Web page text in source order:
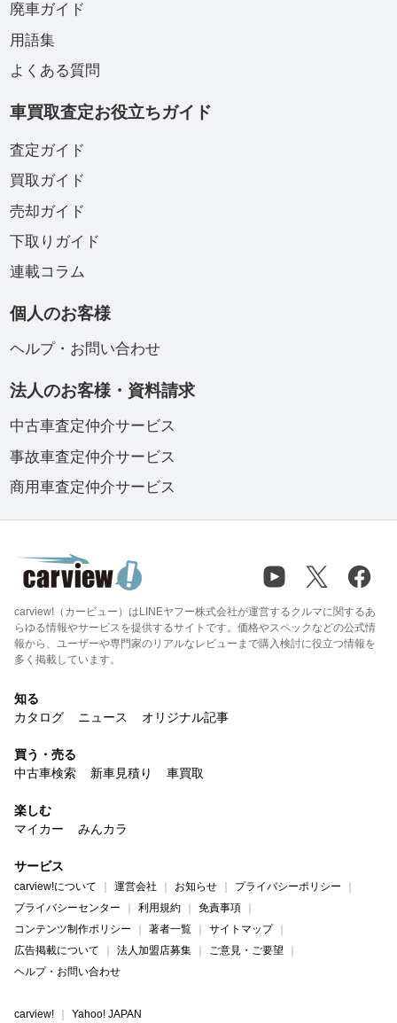
廃車ガイド
用語集
よくある質問
車買取査定お役立ちガイド
査定ガイド
買取ガイド
売却ガイド
下取りガイド
連載コラム
個人のお客様
ヘルプ・お問い合わせ
法人のお客様・資料請求
中古車査定仲介サービス
事故車査定仲介サービス
商用車査定仲介サービス
carview!（カービュー）はLINEヤフー株式会社が運営するクルマに関するあ
らゆる情報やサービスを提供するサイトです。価格やスペックなどの公式情
報から、ユーザーや専門家のリアルなレビューまで購入検討に役立つ情報を
多く掲載しています。
知る
カタログ
ニュース オリジナル記事
買う・売る
中古車検索
新車見積り 車買取
楽しむ
マイカー
みんカラ
サービス
carview!について 運営会社 お知らせ
プライバシーポリシー
プライバシーセンター
利用規約
免責事項
コンテンツ制作ポリシー
著者一覧
サイトマップ
広告掲載について
法人加盟店募集
ご意見・ご要望
ヘルプ・お問い合わせ
carview! Yahoo! JAPAN